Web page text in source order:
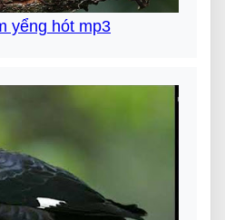
yểng hót mp3